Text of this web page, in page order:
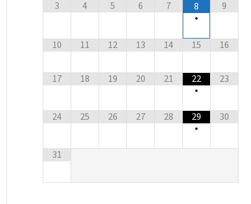
3 4 5 6 7
8
•
9
10 11 12 13 14 15 16
17 18 19 20 21
22
•
23
24 25 26 27 28
29
•
30
31